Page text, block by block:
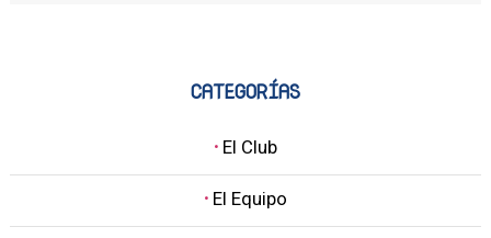
CATEGORÍAS
· El Club
· El Equipo